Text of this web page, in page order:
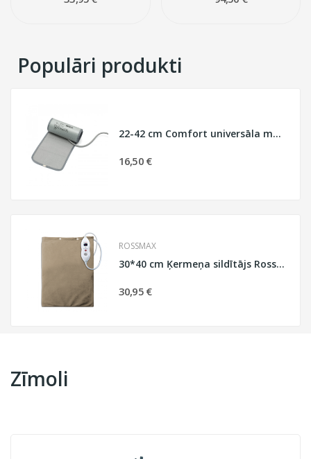
Populāri produkti
22-42 cm Comfort universāla manšete
16,50 €
ROSSMAX
30*40 cm Ķermeņa sildītājs Rossmax HP3040A
30,95 €
Zīmoli